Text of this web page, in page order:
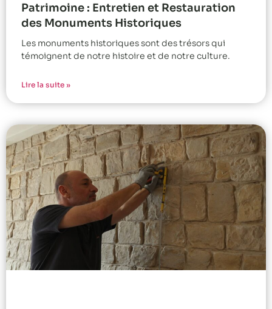
Patrimoine : Entretien et Restauration
des Monuments Historiques
Les monuments historiques sont des trésors qui
témoignent de notre histoire et de notre culture.
Lire la suite »